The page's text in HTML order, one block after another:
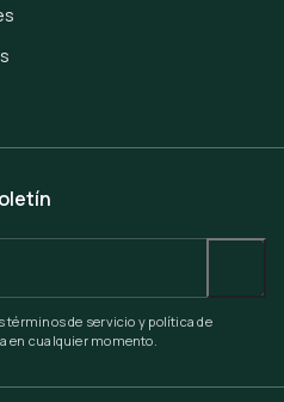
términos de servicio y política de
en cualquier momento.